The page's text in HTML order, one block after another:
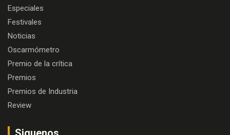
Especiales
Festivales
Noticias
Oscarmómetro
Premio de la crítica
Premios
Premios de Industria
Review